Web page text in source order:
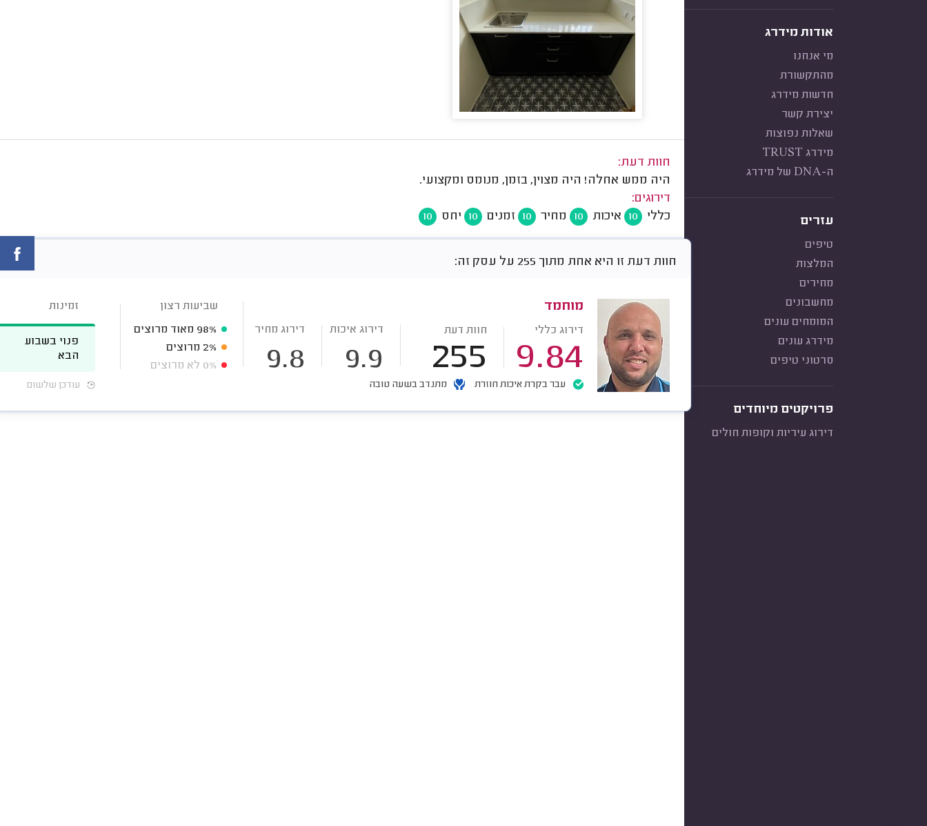
אודות מידרג
מי אנחנו
מהתקשורת
חדשות מידרג
יצירת קשר
שאלות נפוצות
מידרג TRUST
ה-DNA של מידרג
עזרים
טיפים
המלצות
מחירים
מחשבונים
המומחים עונים
מידרג עונים
סרטוני טיפים
פרויקטים מיוחדים
דירוג עיריות וקופות חולים
חוות דעת:
היה ממש אחלה! היה מצוין, בזמן, מנומס ומקצועי.
דירוגים:
כללי
10 איכות 10 מחיר 10 זמנים 10 יחס 10
חוות דעת זו היא אחת מתוך 255 על עסק זה:
מוחמד
דירוג כללי
9.84
חוות דעת
255
דירוג איכות
9.9
דירוג מחיר
9.8
עבר בקרת איכות חוזרת מתנדב בשעה טובה
שביעות רצון
98% מאוד מרוצים
2% מרוצים
0% לא מרוצים
זמינות
פנוי בשבוע
הבא
עודכן שלשום